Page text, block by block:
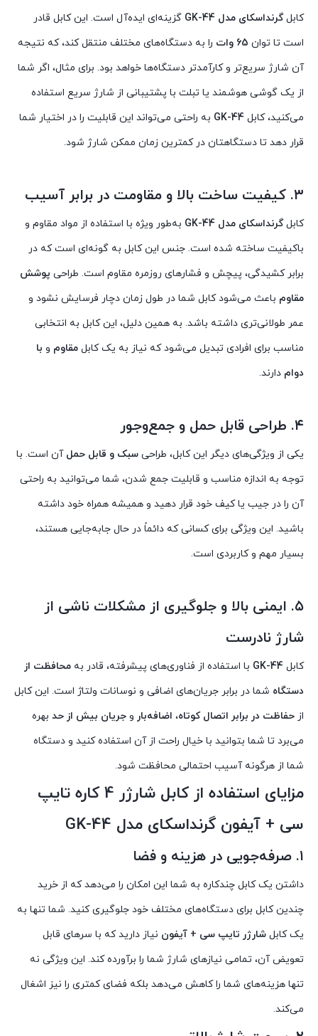
کابلگرنداسکای مدل GK-44
گزینه‌ای ایده‌آل است. این کابل قادر
است تا توان 65 وات
را به دستگاه‌های مختلف منتقل کند، که نتیجه
آن شارژ سریع‌تر و کارآمدتر دستگاه‌ها خواهد بود. برای مثال، اگر شما
از یک گوشی هوشمند یا تبلت با پشتیبانی از شارژ سریع استفاده
می‌کنید، کابل GK-44 به راحتی می‌تواند این قابلیت را در اختیار شما
قرار دهد تا دستگاهتان در کمترین زمان ممکن شارژ شود.
۳. کیفیت ساخت بالا و مقاومت در برابر آسیب
کابلگرنداسکای مدل GK-44
به‌طور ویژه با استفاده از مواد مقاوم و
باکیفیت ساخته شده است. جنس این کابل به گونه‌ای است که در
برابر کشیدگی، پیچش و فشارهای روزمره مقاوم است. طراحی پوشش
مقاوم باعث می‌شود کابل شما در طول زمان دچار فرسایش نشود و
عمر طولانی‌تری داشته باشد. به همین دلیل، این کابل به انتخابی
مناسب برای افرادی تبدیل می‌شود که نیاز به یک کابل مقاوم و با
دوام دارند.
۴. طراحی قابل حمل و جمع‌وجور
یکی از ویژگی‌های دیگر این کابل، طراحی سبک و قابل حمل آن است. با
توجه به اندازه مناسب و قابلیت جمع شدن، شما می‌توانید به راحتی
آن را در جیب یا کیف خود قرار دهید و همیشه همراه خود داشته
باشید. این ویژگی برای کسانی که دائماً در حال جابه‌جایی هستند،
بسیار مهم و کاربردی است.
۵. ایمنی بالا و جلوگیری از مشکلات ناشی از
شارژ نادرست
کابل GK-44 با استفاده از فناوری‌های پیشرفته، قادر به محافظت از
دستگاه شما در برابر جریان‌های اضافی و نوسانات ولتاژ است. این کابل
از حفاظت در برابر اتصال کوتاه، اضافه‌بار و جریان بیش از حد بهره
می‌برد تا شما بتوانید با خیال راحت از آن استفاده کنید و دستگاه
شما از هرگونه آسیب احتمالی محافظت شود.
مزایای استفاده از کابل شارژر 4 کاره تایپ
سی + آیفون گرنداسکای مدل GK-44
۱. صرفه‌جویی در هزینه و فضا
داشتن یک کابل چندکاره به شما این امکان را می‌دهد که از خرید
چندین کابل برای دستگاه‌های مختلف خود جلوگیری کنید. شما تنها به
یک کابل شارژر تایپ سی + آیفون نیاز دارید که با سرهای قابل
تعویض آن، تمامی نیازهای شارژ شما را برآورده کند. این ویژگی نه
تنها هزینه‌های شما را کاهش می‌دهد بلکه فضای کمتری را نیز اشغال
می‌کند.